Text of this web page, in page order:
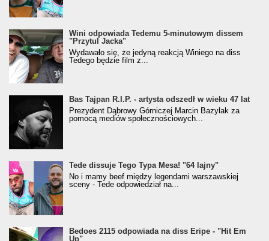
Wini odpowiada Tedemu 5-minutowym dissem
"Przytul Jacka"
Wydawało się, że jedyną reakcją Winiego na diss
Tedego będzie film z...
Bas Tajpan R.I.P. - artysta odszedł w wieku 47 lat
Prezydent Dąbrowy Górniczej Marcin Bazylak za
pomocą mediów społecznościowych...
Tede dissuje Tego Typa Mesa! "64 lajny"
No i mamy beef między legendami warszawskiej
sceny - Tede odpowiedział na...
Bedoes 2115 odpowiada na diss Eripe - "Hit Em
Up"